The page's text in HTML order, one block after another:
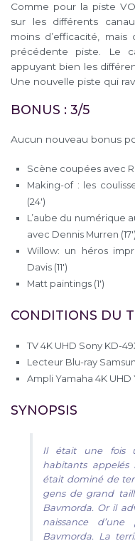
Comme pour la piste
sur les différents
moins d’efficacité,
précédente piste. Le
appuyant bien les
Une nouvelle piste qui
BONUS : 3/5
Aucun nouveau bonus
Scène coupées avec
Making-of : les
(24′)
L’aube du numérique
avec Dennis Murren (17′)
Willow: un héros
Davis (11′)
Matt paintings (1′)
CONDITIONS DU
TV 4K UHD Sony KD-
Lecteur Blu-ray
Ampli Yamaha 4K UHD
SYNOPSIS
Il était une fois
habitants appelés
était dominé de
gens de grand
Bavmorda. Or il
naissance
Bavmorda. La